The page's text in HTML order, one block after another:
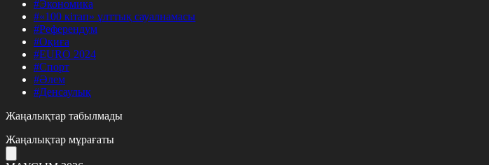
#Экономика
#«100 кітап» ұлттық сауалнамасы
#Референдум
#Оқиға
#EURO 2024
#Спорт
#Әлем
#Денсаулық
Жаңалықтар табылмады
Жаңалықтар мұрағаты